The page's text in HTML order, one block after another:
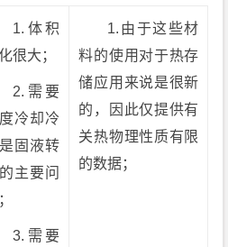
1.体积
很大；
2.需要
冷却冷
固液转
主要问
3.需要
1.由于这些材
料的使用对于热存
储应用来说是很新
的，因此仅提供有
关热物理性质有限
的数据；